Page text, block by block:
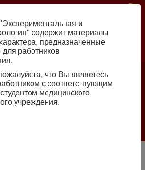
№2, 2026
больших языковых моделей
урологии
заболеваемости и
и
содержит материалы
предназначенные
для работников
что Вы являетесь
с соответствующим
медицинского
учреждения.